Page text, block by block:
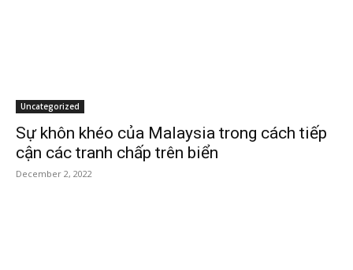
Uncategorized
Sự khôn khéo của Malaysia trong cách tiếp
cận các tranh chấp trên biển
December 2, 2022